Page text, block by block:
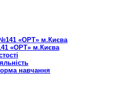
№141 «ОРТ» м.Києва
«ОРТ» м.Києва
навчання